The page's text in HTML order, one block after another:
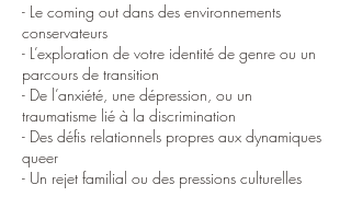
- Le coming out dans des environnements
conservateurs
- L’exploration de votre identité de genre ou un
parcours de transition
- De l’anxiété, une dépression, ou un
traumatisme lié à la discrimination
- Des défis relationnels propres aux dynamiques
queer
- Un rejet familial ou des pressions culturelles